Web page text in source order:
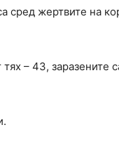
сред жертвите на
– 43, заразените